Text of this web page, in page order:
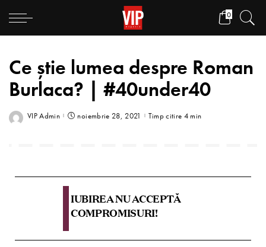
0
Ce știe lumea despre Roman
Burlaca? | #40under40
VIP Admin noiembrie 28, 2021 Timp citire 4 min
IUBIREA NU ACCEPTĂ
COMPROMISURI!